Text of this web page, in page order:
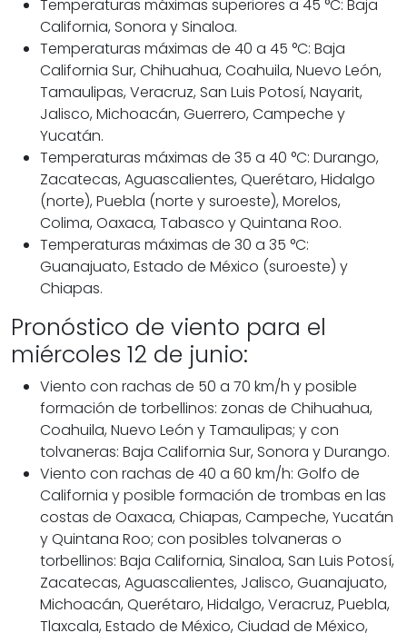
Temperaturas máximas superiores a 45 °C: Baja
California, Sonora y Sinaloa.
Temperaturas máximas de 40 a 45 °C: Baja
California Sur, Chihuahua, Coahuila, Nuevo León,
Tamaulipas, Veracruz, San Luis Potosí, Nayarit,
Jalisco, Michoacán, Guerrero, Campeche y
Yucatán.
Temperaturas máximas de 35 a 40 °C: Durango,
Zacatecas, Aguascalientes, Querétaro, Hidalgo
(norte), Puebla (norte y suroeste), Morelos,
Colima, Oaxaca, Tabasco y Quintana Roo.
Temperaturas máximas de 30 a 35 °C:
Guanajuato, Estado de México (suroeste) y
Chiapas.
Pronóstico de viento para el
miércoles 12 de junio:
Viento con rachas de 50 a 70 km/h y posible
formación de torbellinos: zonas de Chihuahua,
Coahuila, Nuevo León y Tamaulipas; y con
tolvaneras: Baja California Sur, Sonora y Durango.
Viento con rachas de 40 a 60 km/h: Golfo de
California y posible formación de trombas en las
costas de Oaxaca, Chiapas, Campeche, Yucatán
y Quintana Roo; con posibles tolvaneras o
torbellinos: Baja California, Sinaloa, San Luis Potosí,
Zacatecas, Aguascalientes, Jalisco, Guanajuato,
Michoacán, Querétaro, Hidalgo, Veracruz, Puebla,
Tlaxcala, Estado de México, Ciudad de México,